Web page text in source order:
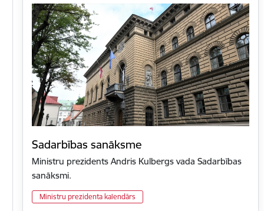
Sadarbības sanāksme
Ministru prezidents Andris Kulbergs vada Sadarbības
sanāksmi.
Ministru prezidenta kalendārs